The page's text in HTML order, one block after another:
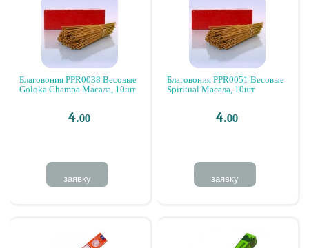
Благовония PPR0038 Весовые
Goloka Champa Масала, 10шт
4.00
заявку
Благовония PPR0051 Весовые
Spiritual Масала, 10шт
4.00
заявку